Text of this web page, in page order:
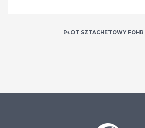
PŁOT SZTACHETOWY